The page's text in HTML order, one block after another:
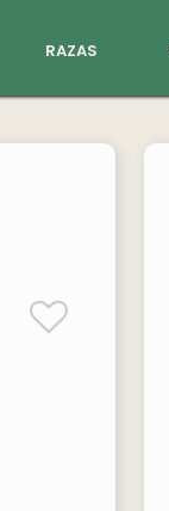
razas